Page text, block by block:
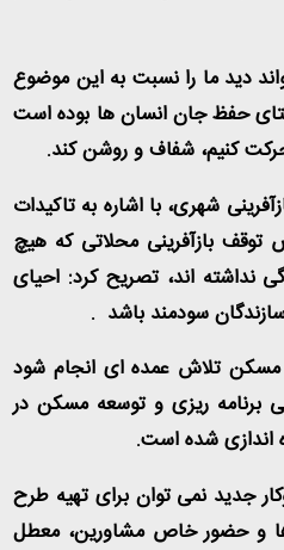
دید ما را نسبت به این موضوع
حفظ جان انسان ها بوده است
کنیم، شفاف و روشن کند.
شهری، با اشاره به تاکیدات
بازآفرینی محلاتی که هیچ
نداشته اند، تصریح کرد: احیای
سودمند باشد .
مسکن تلاش عمده ای انجام شود
برنامه ریزی و توسعه مسکن در
اندازی شده است.
جدید نمی توان برای تهیه طرح
و حضور خاص مشاورین، معطل